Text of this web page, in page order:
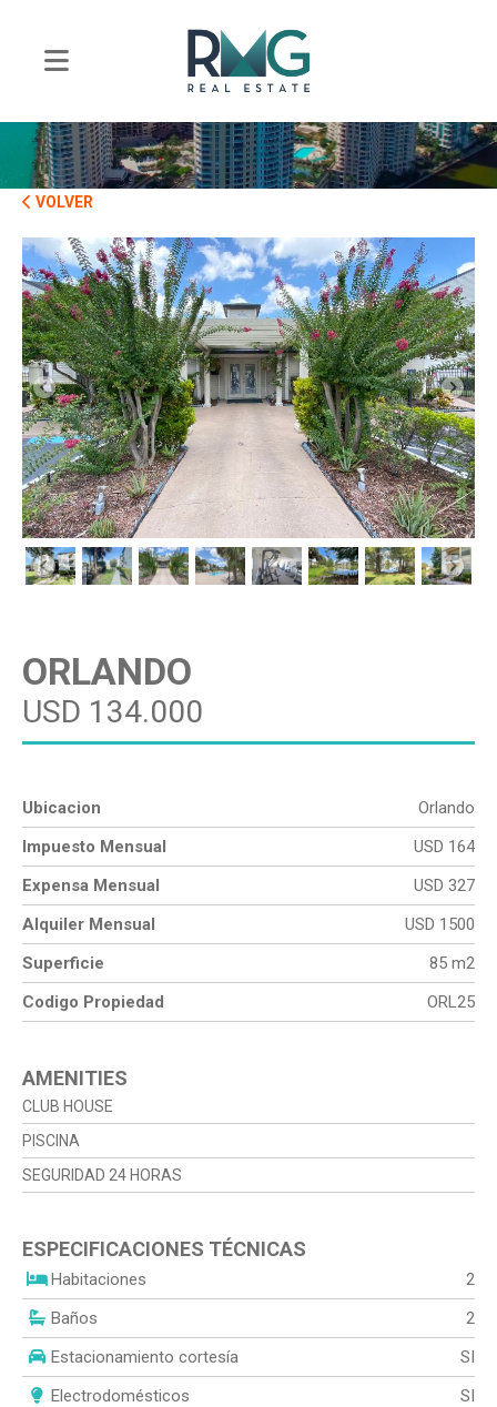
VOLVER
ORLANDO
USD 134.000
Ubicacion
Orlando
Impuesto Mensual
USD 164
Expensa Mensual
USD 327
Alquiler Mensual
USD 1500
Superficie
85 m2
Codigo Propiedad
ORL25
AMENITIES
CLUB HOUSE
PISCINA
SEGURIDAD 24 HORAS
ESPECIFICACIONES TÉCNICAS
Habitaciones
2
Baños
2
Estacionamiento cortesía
SI
Electrodomésticos
SI